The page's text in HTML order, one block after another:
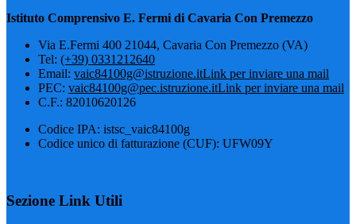
Istituto Comprensivo E. Fermi di Cavaria Con Premezzo
Via E.Fermi 400 21044, Cavaria Con Premezzo (VA)
Tel: (+39) 0331212640
Email: vaic84100g@istruzione.itLink per inviare una mail
PEC: vaic84100g@pec.istruzione.itLink per inviare una mail
C.F.: 82010620126
Codice IPA: istsc_vaic84100g
Codice unico di fatturazione (CUF): UFW09Y
Sezione Link Utili